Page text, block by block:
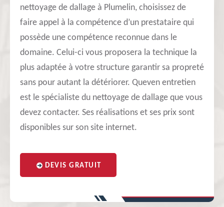
nettoyage de dallage à Plumelin, choisissez de
faire appel à la compétence d’un prestataire qui
possède une compétence reconnue dans le
domaine. Celui-ci vous proposera la technique la
plus adaptée à votre structure garantir sa propreté
sans pour autant la détériorer. Queven entretien
est le spécialiste du nettoyage de dallage que vous
devez contacter. Ses réalisations et ses prix sont
disponibles sur son site internet.
DEVIS GRATUIT